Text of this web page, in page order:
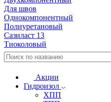
Для швов
Однокомпонентный
Полиуретановый
Сазиласт 13
Тиоколовый
Акции
Гидроизол
ХПП